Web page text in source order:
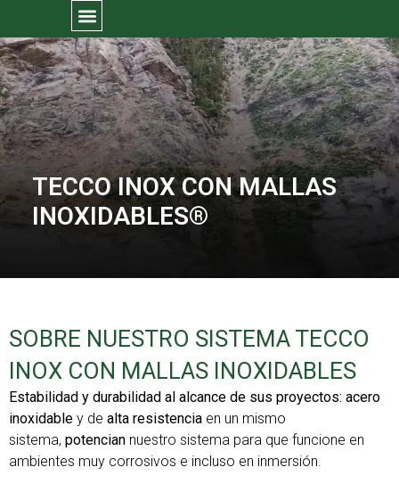
TECCO INOX CON MALLAS
INOXIDABLES®
SOBRE NUESTRO SISTEMA TECCO
INOX CON MALLAS INOXIDABLES
Estabilidad y durabilidad al alcance de sus proyectos: acero
inoxidable y de alta resistencia en un mismo
sistema, potencian nuestro sistema para que funcione en
ambientes muy corrosivos e incluso en inmersión.